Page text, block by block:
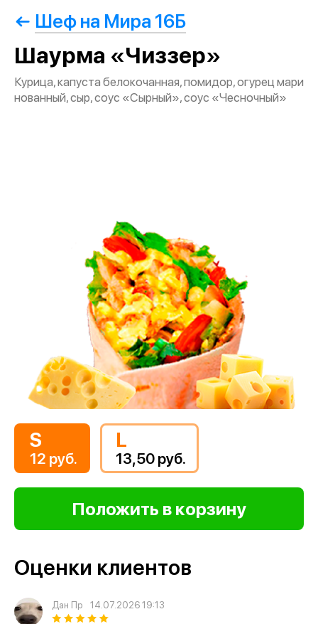
Шеф на Мира 16Б
Шаурма «Чиззер»
Курица, капуста белокочанная, помидор, огурец мари
нованный, сыр, соус «Сырный», соус «Чесночный»
S
12 руб.
L
13,50 руб.
Оценки клиентов
Дан Пр 14.07.2026 19:13